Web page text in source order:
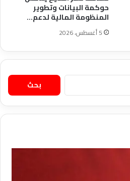
حوكمة البيانات وتطوير
المنظومة المالية لدعم…
5 أغسطس، 2026
البحث
عن: